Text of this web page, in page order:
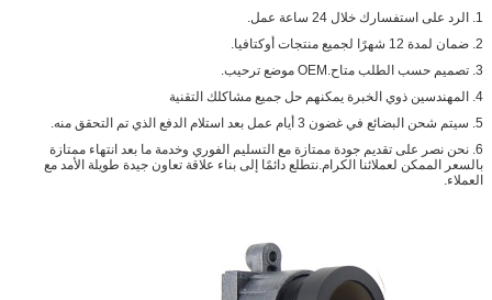
1. الرد على استفسارك خلال 24 ساعة عمل.
2. ضمان لمدة 12 شهرًا لجميع منتجات أوكتافيا.
3. تصميم حسب الطلب متاح.OEM موضع ترحيب.
4. المهندسين ذوي الخبرة يمكنهم حل جميع مشاكلك التقنية
5. سيتم شحن البضائع في غضون 3 أيام عمل بعد استلام الدفع الذي تم التحقق منه.
6. نحن نصر على تقديم جودة ممتازة مع التسليم الفوري وخدمة ما بعد انتهاء ممتازة
بالسعر الممكن لعملائنا الكرام.نتطلع دائمًا إلى بناء علاقة تعاون جيدة طويلة الأمد مع
العملاء.